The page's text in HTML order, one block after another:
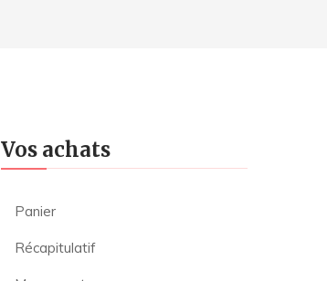
Vos achats
Panier
Récapitulatif